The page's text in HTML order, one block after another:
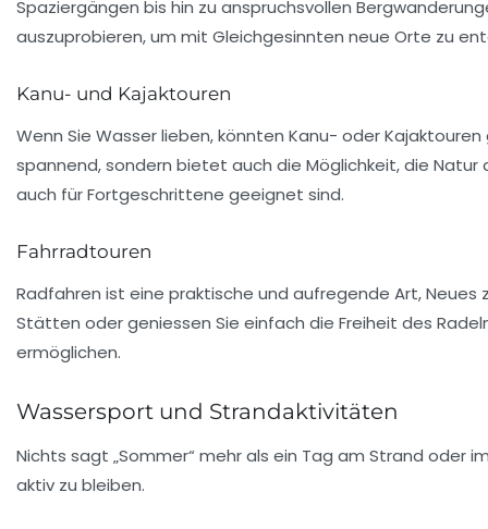
Spaziergängen bis hin zu anspruchsvollen
auszuprobieren, um mit Gleichgesinnten neue Orte zu
Kanu- und Kajaktouren
Wenn Sie Wasser lieben, könnten Kanu- oder
spannend, sondern bietet auch die Möglichkeit, die
auch für Fortgeschrittene geeignet sind.
Fahrradtouren
Radfahren ist eine praktische und aufregende Art,
Stätten oder geniessen Sie einfach die Freiheit des
ermöglichen.
Wassersport und Strandaktivitäten
Nichts sagt „Sommer“ mehr als ein Tag am Strand oder
aktiv zu bleiben.